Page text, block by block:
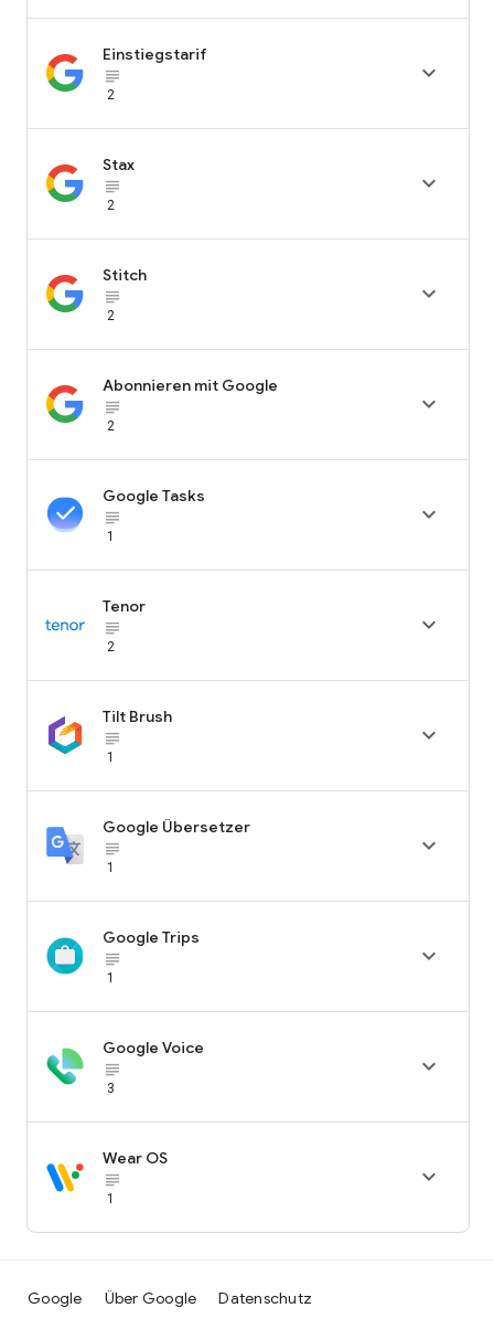
Einstiegstarif
subject_black
2

Stax
subject_black
2

Stitch
subject_black
2

Abonnieren mit Google
subject_black
2

Google Tasks
subject_black
1

Tenor
subject_black
2

Tilt Brush
subject_black
1

Google Übersetzer
subject_black
1

Google Trips
subject_black
1

Google Voice
subject_black
3

Wear OS
subject_black
1

Google Über Google Datenschutz